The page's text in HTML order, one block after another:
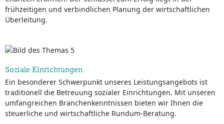
frühzeitigen und verbindlichen Planung der wirtschaftlichen
Überleitung.
Soziale Einrichtungen
Ein besonderer Schwerpunkt unseres Leistungsangebots ist
traditionell die Betreuung sozialer Einrichtungen. Mit unseren
umfangreichen Branchenkenntnissen bieten wir Ihnen die
steuerliche und wirtschaftliche Rundum-Beratung.